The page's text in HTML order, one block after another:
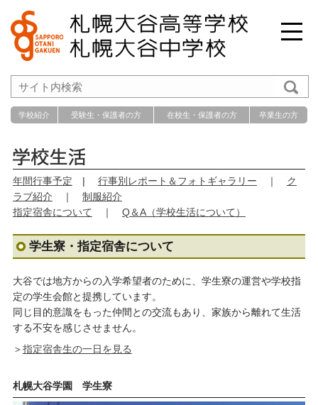
学校紹介 受験生・保護者の方 在校生・保護者の方 卒業生の方
年間行事予定 | 行事別レポート＆フォトギャラリー ｜ ク
ラブ紹介 ｜ 制服紹介
指定宿舎について
｜ Q＆A（学校生活について）
学生寮・指定宿舎について
大谷では地方からの入学希望者のために、学生寮の運営や学校指
定の学生会館と提携しています。
同じ目的意識をもった仲間との交流もあり、家族から離れて生活
する不安を感じさせません。
＞指定宿舎生の一日を見る
札幌大谷学園 学生寮